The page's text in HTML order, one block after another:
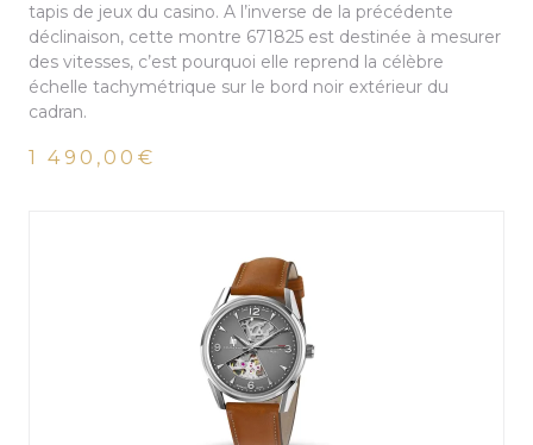
tapis de jeux du casino. A l’inverse de la précédente
déclinaison, cette montre 671825 est destinée à mesurer
des vitesses, c’est pourquoi elle reprend la célèbre
échelle tachymétrique sur le bord noir extérieur du
cadran.
1 490,00€